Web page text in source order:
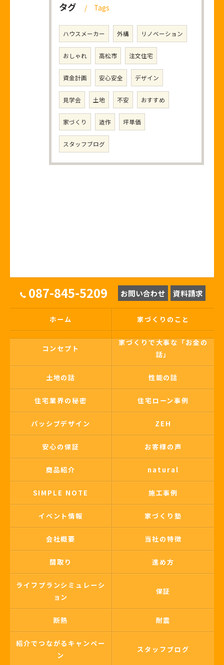
タグ Tags
ハウスメーカー 外構 リノベーション
おしゃれ 高松市 注文住宅
資金計画 安心安全 デザイン
見学会 土地 不安 おすすめ
家づくり 造作 坪単価
スタッフブログ
087-845-5209 お問い合わせ 資料請求
ホーム 家づくりのこと
コンセプト
家づくりで大事な「お金の
話」
土地の話 性能の話
住宅業界の秘密 住宅ローン事例
パッシブデザイン ZEH
安心の保証 お客様の声
商品紹介 natural
SIMPLE NOTE 施工事例
イベント情報 家づくり塾
会社概要 当社の特徴
間取り 進め方
ライフプランシミュレーシ
ョン
保証
断熱 耐震
紹介でつながるキャンペー
ン
スタッフブログ